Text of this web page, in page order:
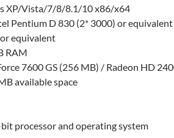
XP/Vista/7/8/8.1/10 x86/x64
Pentium D 830 (2* 3000) or
equivalent
RAM
7600 GS (256 MB) / Radeon HD
available space
processor and operating system